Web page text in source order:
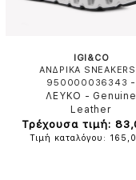
IGI&CO
ΑΝΔΡΙΚΑ
950000036343 -
ΛΕΥΚΟ - Genuine
Leather
Τρέχουσα τιμή:
Τιμή καταλόγου: